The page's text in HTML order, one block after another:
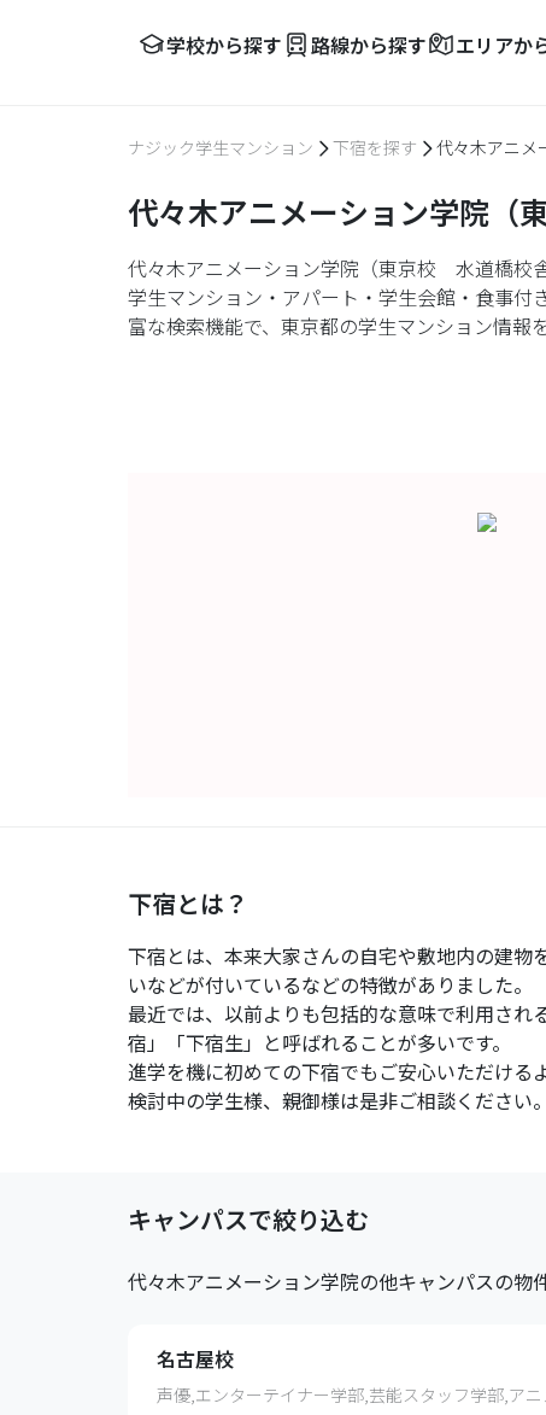
学校から探す 路線から探す エリアか
ナジック学生マンション 下宿を探す 代々木アニメ
代々木アニメーション学院（
代々木アニメーション学院（東京校 水道橋校
学生マンション・アパート・学生会館・食事
富な検索機能で、東京都の学生マンション情報
下宿とは？
下宿とは、本来大家さんの自宅や敷地内の建物
いなどが付いているなどの特徴がありました。
最近では、以前よりも包括的な意味で利用さ
宿」「下宿生」と呼ばれることが多いです。
進学を機に初めての下宿でもご安心いただける
検討中の学生様、親御様は是非ご相談ください。
キャンパスで絞り込む
代々木アニメーション学院の他キャンパスの物
名古屋校
声優,エンターテイナー学部,芸能スタッフ学部,ア